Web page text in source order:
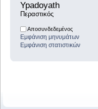
Ypadoyath
Περαστικός
Αποσυνδεδεμένος
Εμφάνιση μηνυμάτων
Εμφάνιση στατιστικών